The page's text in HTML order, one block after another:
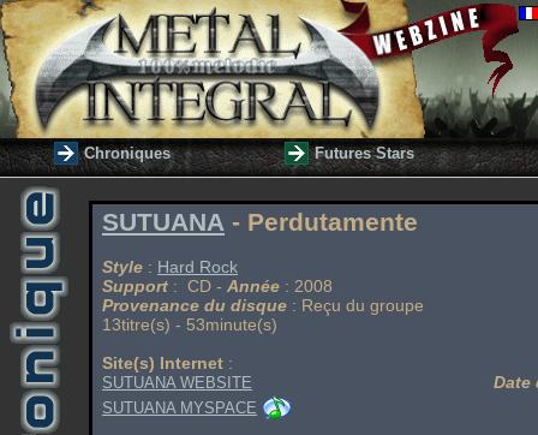
Chroniques Futures Stars
SUTUANA - Perdutamente
Style : Hard Rock
Support : CD - Année : 2008
Provenance du disque : Reçu du groupe
13titre(s) - 53minute(s)
Site(s) Internet :
SUTUANA WEBSITE
SUTUANA MYSPACE
Date